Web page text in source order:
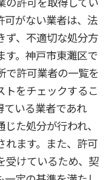
可がない業者は、法
ず、不適切な処分方
す。神戸市東灘区で
で許可業者の一覧を
トをチェックするこ
ている業者であれ
た処分が行われ、
れます。また、許可
受けているため、契